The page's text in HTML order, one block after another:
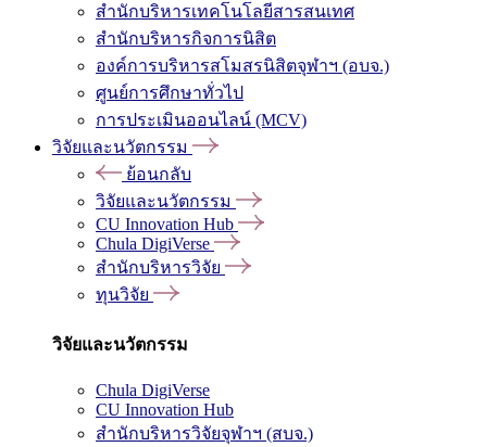
สำนักบริหารเทคโนโลยีสารสนเทศ
สำนักบริหารกิจการนิสิต
องค์การบริหารสโมสรนิสิตจุฬาฯ (อบจ.)
ศูนย์การศึกษาทั่วไป
การประเมินออนไลน์ (MCV)
วิจัยและนวัตกรรม
ย้อนกลับ
วิจัยและนวัตกรรม
CU Innovation Hub
Chula DigiVerse
สำนักบริหารวิจัย
ทุนวิจัย
วิจัยและนวัตกรรม
Chula DigiVerse
CU Innovation Hub
สำนักบริหารวิจัยจุฬาฯ (สบจ.)